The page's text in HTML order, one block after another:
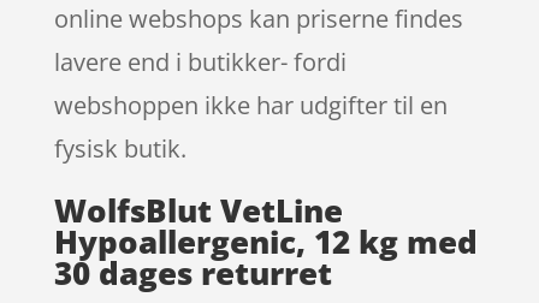
online webshops kan priserne findes
lavere end i butikker- fordi
webshoppen ikke har udgifter til en
fysisk butik.
WolfsBlut VetLine
Hypoallergenic, 12 kg med
30 dages returret